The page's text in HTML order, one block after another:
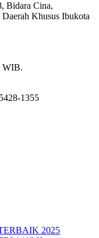
Bidara Cina,
Khusus Ibukota
WIB.
1355
2025